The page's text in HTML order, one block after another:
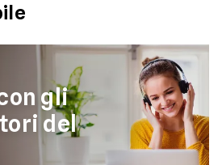
gli
del